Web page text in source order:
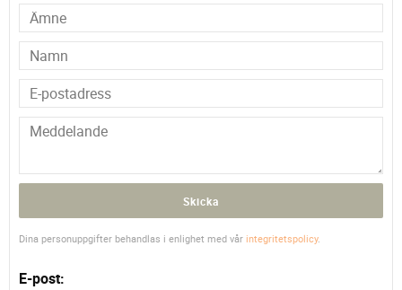
Skicka
Dina personuppgifter behandlas i enlighet med vår integritetspolicy.
E-post: